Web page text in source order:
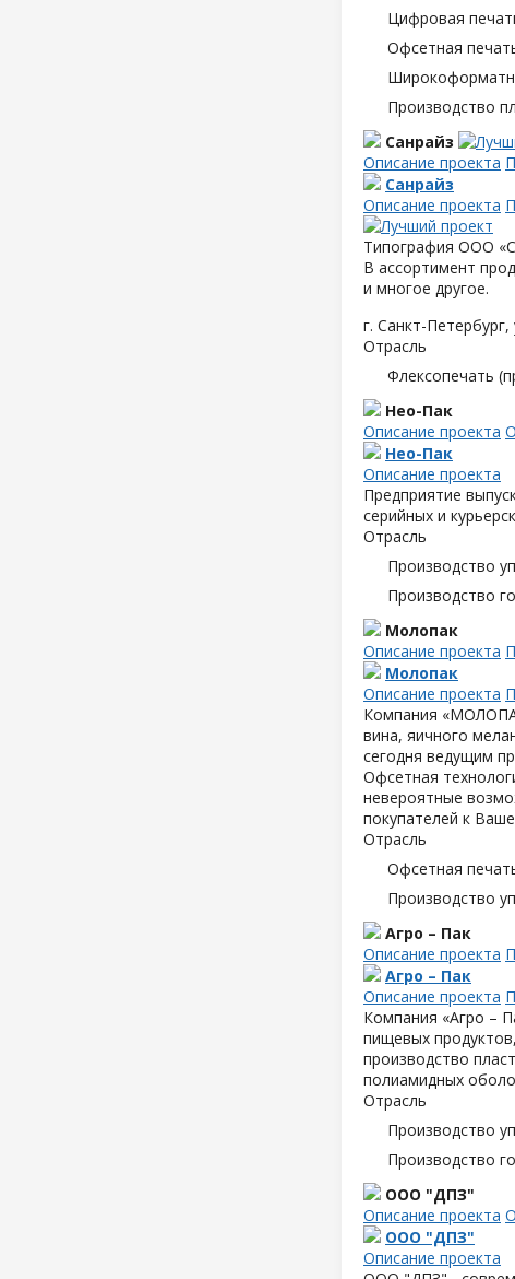
Цифровая
Офсетная
Производство
Санрайз
Описание проекта
Санрайз
Описание проекта
Типография ООО
В ассортимент
и многое другое.
г. Санкт-
Отрасль
Флексопечать
Нео-Пак
Описание проекта
Нео-Пак
Описание проекта
Предприятие
серийных и
Отрасль
Производство
Производство
Молопак
Описание проекта
Молопак
Описание проекта
Компания
вина, яичного
сегодня ведущим
Офсетная
невероятные
покупателей к
Отрасль
Офсетная
Производство
Агро – Пак
Описание проекта
Агро – Пак
Описание проекта
Компания «Агро –
пищевых
производство
полиамидных
Отрасль
Производство
Производство
ООО "ДПЗ"
Описание проекта
ООО "ДПЗ"
Описание проекта